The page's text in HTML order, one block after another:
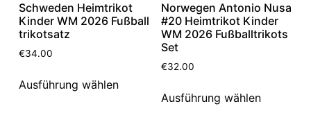
Schweden Heimtrikot
Kinder WM 2026 Fußball
trikotsatz
€34.00
Ausführung wählen
Norwegen Antonio Nusa
#20 Heimtrikot Kinder
WM 2026 Fußballtrikots
Set
€32.00
Ausführung wählen